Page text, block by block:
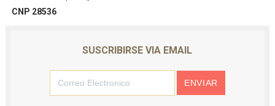
CNP 28536
SUSCRIBIRSE VIA EMAIL